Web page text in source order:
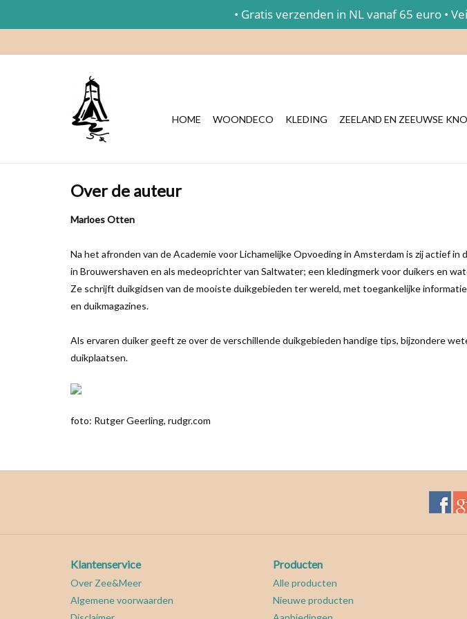
HOME WOONDECO KLEDING ZEELAND EN ZEEUWSE
Over de auteur
Marloes Otten
Na het afronden van de Academie voor Lichamelijke Opvoeding in Amsterdam is zij actief
in Brouwershaven en als medeoprichter van Saltwater; een kledingmerk voor duikers en
Ze schrijft duikgidsen van de mooiste duikgebieden ter wereld, met toegankelijke
en duikmagazines.
Als ervaren duiker geeft ze over de verschillende duikgebieden handige tips, bijzondere
duikplaatsen.
foto: Rutger Geerling, rudgr.com
Klantenservice
Over Zee&Meer
Algemene voorwaarden
Producten
Alle producten
Nieuwe producten
• Gratis verzenden in NL vanaf 65 euro •